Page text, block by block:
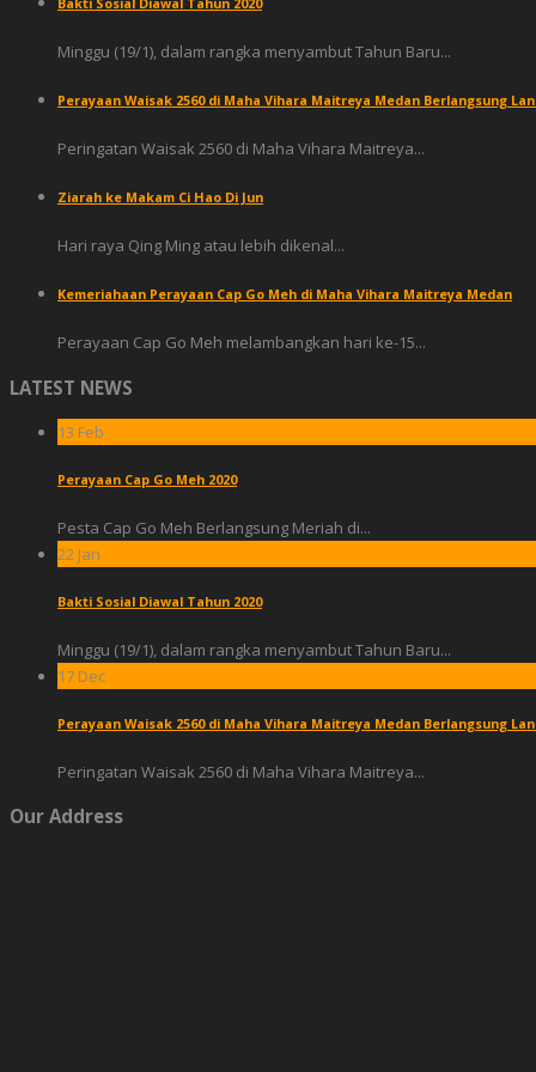
Minggu (19/1), dalam rangka menyambut Tahun Baru...
Perayaan Waisak 2560 di Maha Vihara Maitreya Medan Berlangsung
Peringatan Waisak 2560 di Maha Vihara Maitreya...
Ziarah ke Makam Ci Hao Di Jun
Hari raya Qing Ming atau lebih dikenal...
Kemeriahaan Perayaan Cap Go Meh di Maha Vihara Maitreya Medan
Perayaan Cap Go Meh melambangkan hari ke-15...
LATEST NEWS
13 Feb
Perayaan Cap Go Meh 2020
Pesta Cap Go Meh Berlangsung Meriah di...
22 Jan
Bakti Sosial Diawal Tahun 2020
Minggu (19/1), dalam rangka menyambut Tahun Baru...
17 Dec
Perayaan Waisak 2560 di Maha Vihara Maitreya Medan Berlangsung
Peringatan Waisak 2560 di Maha Vihara Maitreya...
Our Address